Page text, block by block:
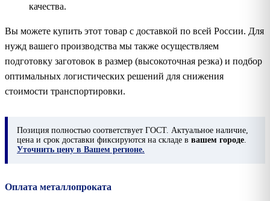
качества.
Вы можете купить этот товар с доставкой по всей России. Для
нужд вашего производства мы также осуществляем
подготовку заготовок в размер (высокоточная резка) и подбор
оптимальных логистических решений для снижения
стоимости транспортировки.
Позиция полностью соответствует ГОСТ. Актуальное наличие,
цена и срок доставки фиксируются на складе в вашем городе
Уточнить цену в Вашем регионе.
Оплата металлопроката